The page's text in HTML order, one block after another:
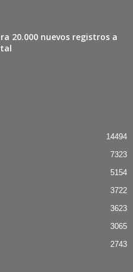
20.000 nuevos registros a
14494
7323
5154
3722
3623
3065
2743